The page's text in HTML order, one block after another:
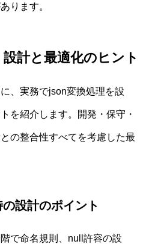
ります。
計と最適化のヒント
、実務でjson変換処理を設
を紹介します。開発・保守・
の整合性すべてを考慮した最
設計のポイント
で命名規則、null許容の設